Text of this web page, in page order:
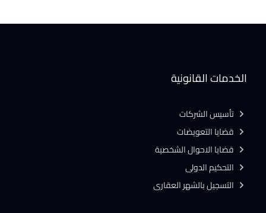
الخدمات القانونية
تأسيس الشركات
قضايا التعويضات
قضايا الاحوال الشخصية
التحكيم الدولى
التسجيل بالشهر العقارى